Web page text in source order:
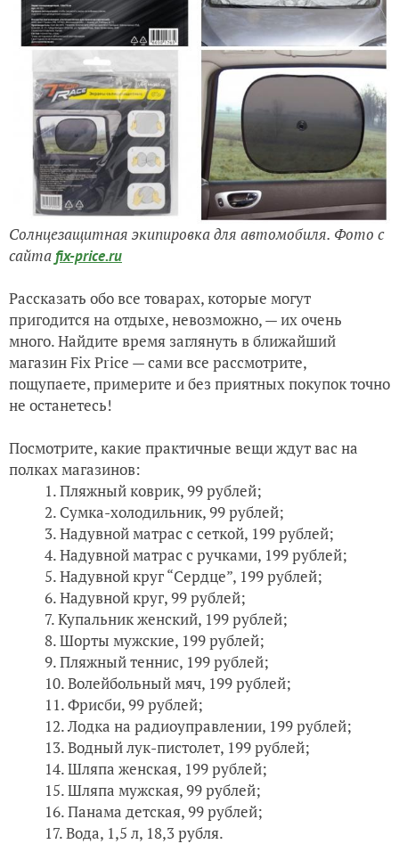
Солнцезащитная экипировка для автомобиля. Фото с
сайта fix-price.ru
Рассказать обо все товарах, которые могут
пригодится на отдыхе, невозможно, — их очень
много. Найдите время заглянуть в ближайший
магазин Fix Price — сами все рассмотрите,
пощупаете, примерите и без приятных покупок точно
не останетесь!
Посмотрите, какие практичные вещи ждут вас на
полках магазинов:
Пляжный коврик, 99 рублей;
Сумка-холодильник, 99 рублей;
Надувной матрас с сеткой, 199 рублей;
Надувной матрас с ручками, 199 рублей;
Надувной круг “Сердце”, 199 рублей;
Надувной круг, 99 рублей;
Купальник женский, 199 рублей;
Шорты мужские, 199 рублей;
Пляжный теннис, 199 рублей;
Волейбольный мяч, 199 рублей;
Фрисби, 99 рублей;
Лодка на радиоуправлении, 199 рублей;
Водный лук-пистолет, 199 рублей;
Шляпа женская, 199 рублей;
Шляпа мужская, 99 рублей;
Панама детская, 99 рублей;
Вода, 1,5 л, 18,3 рубля.